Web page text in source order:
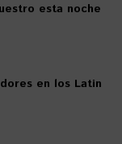
esta noche
en los Latin